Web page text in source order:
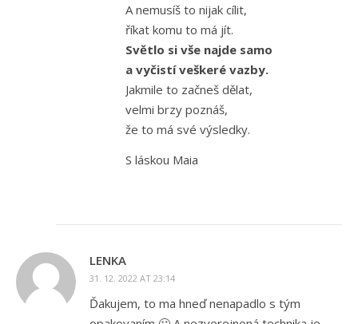
A nemusíš to nijak cílit,
říkat komu to má jít.
Světlo si vše najde samo
a vyčistí veškeré vazby.
Jakmile to začneš dělat,
velmi brzy poznáš,
že to má své výsledky.
S láskou Maia
LENKA
31. 12. 2022 AT 23:14
Ďakujem, to ma hneď nenapadlo s tým